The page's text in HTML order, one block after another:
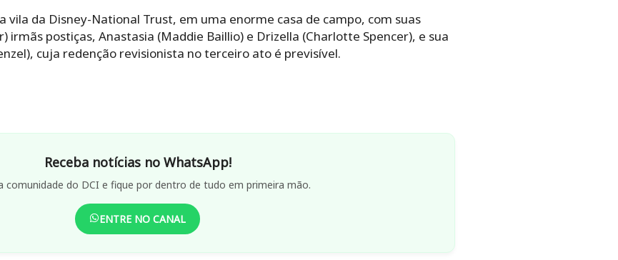
vila da Disney-National Trust, em uma enorme casa de campo, com suas
irmãs postiças, Anastasia (Maddie Baillio) e Drizella (Charlotte Spencer), e sua
cuja redenção revisionista no terceiro ato é previsível.
Receba notícias no WhatsApp!
comunidade do DCI e fique por dentro de tudo em primeira mão.
ENTRE NO CANAL